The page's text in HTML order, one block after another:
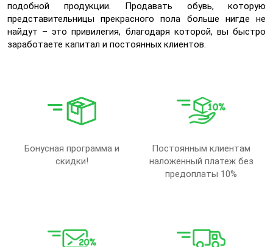
подобной продукции. Продавать обувь, которую
представительницы прекрасного пола больше нигде не
найдут – это привилегия, благодаря которой, вы быстро
заработаете капитал и постоянных клиентов.
Бонусная программа и
скидки!
Постоянным клиентам
наложенный платеж без
предоплаты 10%